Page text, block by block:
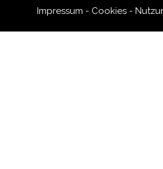
Impressum - Cookies-